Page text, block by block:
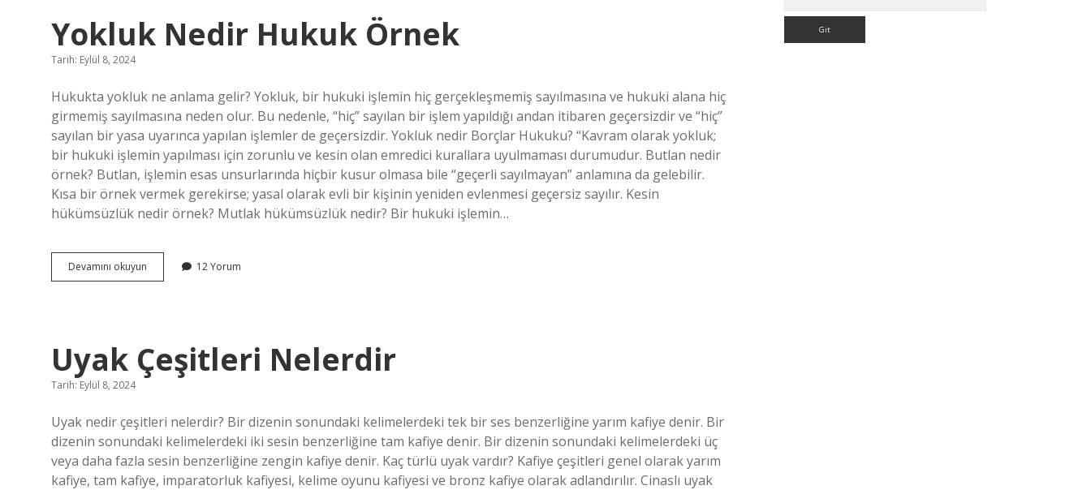
Yokluk Nedir Hukuk Örnek
Tarih: Eylül 8, 2024
Hukukta yokluk ne anlama gelir? Yokluk, bir hukuki işlemin hiç gerçekleşmemiş sayılmasına ve hukuki alana hiç
girmemiş sayılmasına neden olur. Bu nedenle, “hiç” sayılan bir işlem yapıldığı andan itibaren geçersizdir ve “hiç”
sayılan bir yasa uyarınca yapılan işlemler de geçersizdir. Yokluk nedir Borçlar Hukuku? “Kavram olarak yokluk;
bir hukuki işlemin yapılması için zorunlu ve kesin olan emredici kurallara uyulmaması durumudur. Butlan nedir
örnek? Butlan, işlemin esas unsurlarında hiçbir kusur olmasa bile “geçerli sayılmayan” anlamına da gelebilir.
Kısa bir örnek vermek gerekirse; yasal olarak evli bir kişinin yeniden evlenmesi geçersiz sayılır. Kesin
hükümsüzlük nedir örnek? Mutlak hükümsüzlük nedir? Bir hukuki işlemin…
Devamını okuyun
Nedir
12 Yorum
Uyak Çeşitleri Nelerdir
Tarih: Eylül 8, 2024
Uyak nedir çeşitleri nelerdir? Bir dizenin sonundaki kelimelerdeki tek bir ses benzerliğine yarım kafiye denir. Bir
dizenin sonundaki kelimelerdeki iki sesin benzerliğine tam kafiye denir. Bir dizenin sonundaki kelimelerdeki üç
veya daha fazla sesin benzerliğine zengin kafiye denir. Kaç türlü uyak vardır? Kafiye çeşitleri genel olarak yarım
kafiye, tam kafiye, imparatorluk kafiyesi, kelime oyunu kafiyesi ve bronz kafiye olarak adlandırılır. Cinaslı uyak